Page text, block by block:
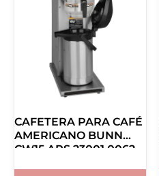
CAFETERA PARA CAFÉ
AMERICANO BUNN
CW15 APS 23001.0062